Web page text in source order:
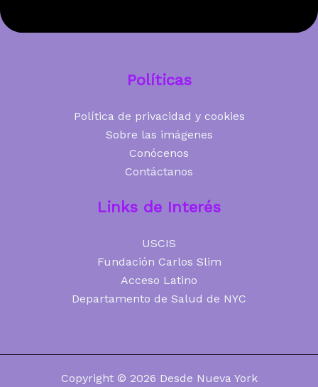
Políticas
Política de privacidad y cookies
Sobre las imágenes
Conócenos
Contáctanos
Links de Interés
USCIS
Fundación Carlos Slim
Acceso Latino
Departamento de Salud de NYC
Copyright © 2026 Desde Nueva York